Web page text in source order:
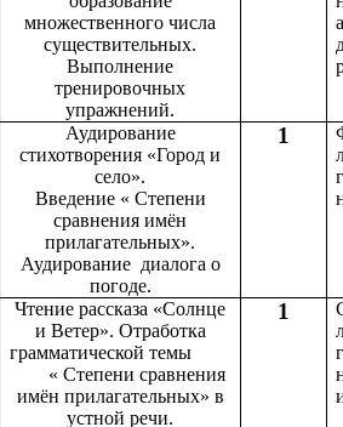
множественного числа
существительных.
Выполнение
тренировочных
упражнений.
Аудирование
стихотворения «Город и
село».
Введение « Степени
сравнения имён
прилагательных».
Аудирование диалога о
погоде.
1
Чтение рассказа «Солнце
и Ветер». Отработка
грамматической темы
« Степени сравнения
имён прилагательных» в
устной речи.
1